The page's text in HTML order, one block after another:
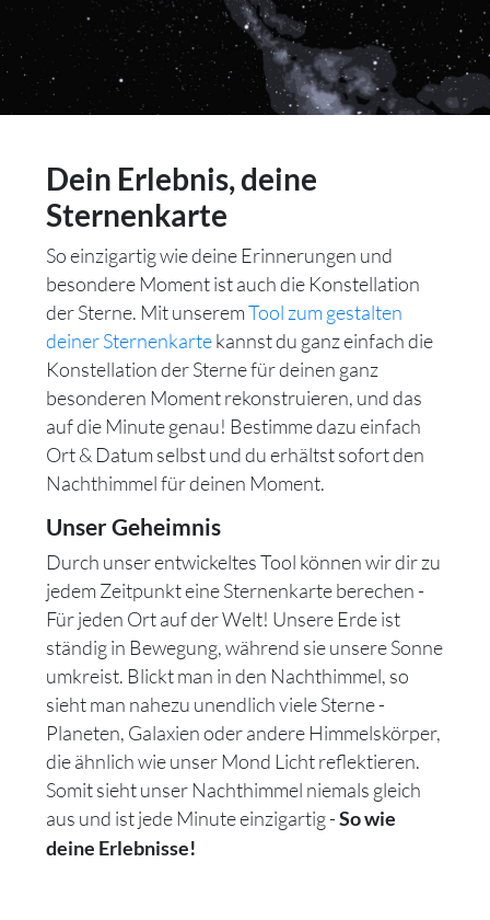
Dein Erlebnis, deine
Sternenkarte
So einzigartig wie deine Erinnerungen und
besondere Moment ist auch die Konstellation
der Sterne. Mit unseremTool zum gestalten
deiner Sternenkartekannst du ganz einfach die
Konstellation der Sterne für deinen ganz
besonderen Moment rekonstruieren, und das
auf die Minute genau! Bestimme dazu einfach
Ort & Datum selbst und du erhältst sofort den
Nachthimmel für deinen Moment.
Unser Geheimnis
Durch unser entwickeltes Tool können wir dir zu
jedem Zeitpunkt eine Sternenkarte berechen -
Für jeden Ort auf der Welt! Unsere Erde ist
ständig in Bewegung, während sie unsere Sonne
umkreist. Blickt man in den Nachthimmel, so
sieht man nahezu unendlich viele Sterne -
Planeten, Galaxien oder andere Himmelskörper,
die ähnlich wie unser Mond Licht reflektieren.
Somit sieht unser Nachthimmel niemals gleich
aus und ist jede Minute einzigartig -So wie
deine Erlebnisse!